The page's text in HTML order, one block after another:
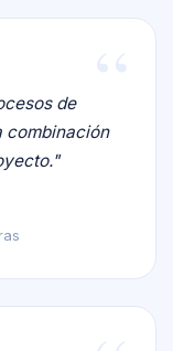
de
combinación